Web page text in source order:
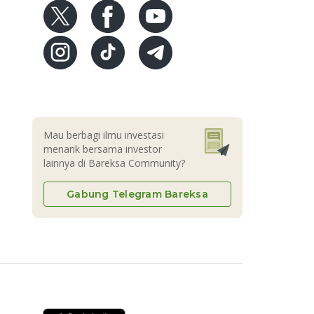
Mau berbagi ilmu investasi
menarik bersama investor
lainnya di Bareksa Community?
Gabung Telegram Bareksa